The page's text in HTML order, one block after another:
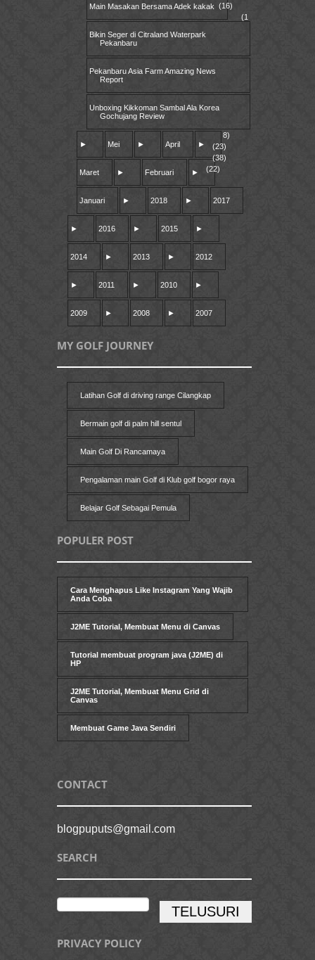
Main Masakan Bersama Adek kakak
Bikin Seger di Citraland Waterpark
Pekanbaru
Pekanbaru Asia Farm Amazing News
Report
Unboxing Kikkoman Sambal Ala Korea
Gochujang Review
► Mei ► April ►
Maret ► Februari ►
Januari ► 2018 ► 2017
► 2016 ► 2015 ►
2014 ► 2013 ► 2012
► 2011
(16)
► 2010
(1
8)
►
2009
(23)
► 2008
(38)
► 2007
(22)
MY GOLF JOURNEY
Latihan Golf di driving range Cilangkap
Bermain golf di palm hill sentul
Main Golf Di Rancamaya
Pengalaman main Golf di Klub golf bogor raya
Belajar Golf Sebagai Pemula
POPULER POST
Cara Menghapus Like Instagram Yang Wajib
Anda Coba
J2ME Tutorial, Membuat Menu di Canvas
Tutorial membuat program java (J2ME) di
HP
J2ME Tutorial, Membuat Menu Grid di
Canvas
Membuat Game Java Sendiri
CONTACT
blogpuputs@gmail.com
SEARCH
PRIVACY POLICY